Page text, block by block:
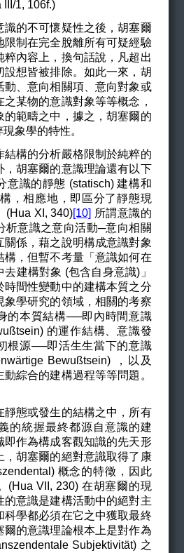
III/1, 106f.)
識的不可懷疑性之後，胡塞爾
限制在完全脫離所有可疑經驗
粹內容上，換句話說，凡超出
設想皆被排除。如此一來，胡
動、意向相關項、意向對象或
某物的意識對象等等概念，
的範疇之中，據之，胡塞爾的
象學的特性。
結構的分析嚴格限制於純粹的
，胡塞爾的意識理論還有以下
意識的靜態 (statisch)建構和
，相應地，即區分了靜態現
(Hua XI, 340)[10] 所謂意識的
析意識之意向活動─意向相關
關係，藉之說明構成意識對象
構，但暫不考量「意識如何在
建構對象 (包含自身意識)」
時間性變動中的建構本質之分
象學研究的領域，相關的考察
的本質結構──即內時間意識
的運作結構、意識發
根源──即活生生當下的意識
ärtige Bewußtsein)
，以及
綜合的建構過程等等問題。
靜態或發生的結構之中，所有
的統握最終都源自意識的建
即作為構成客觀知識的先天形
，胡塞爾的絕對意識取得了康
) 概念的特徵，因此
(Hua VII, 230) 在胡塞爾的現
的意識是建構活動中的絕對主
科學都必須在它之中獲取最終
爾的意識理論根本上是對作為
Subjektivität) 之